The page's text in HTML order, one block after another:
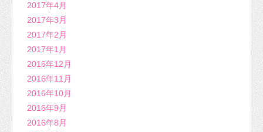
2017年4月
2017年3月
2017年2月
2017年1月
2016年12月
2016年11月
2016年10月
2016年9月
2016年8月